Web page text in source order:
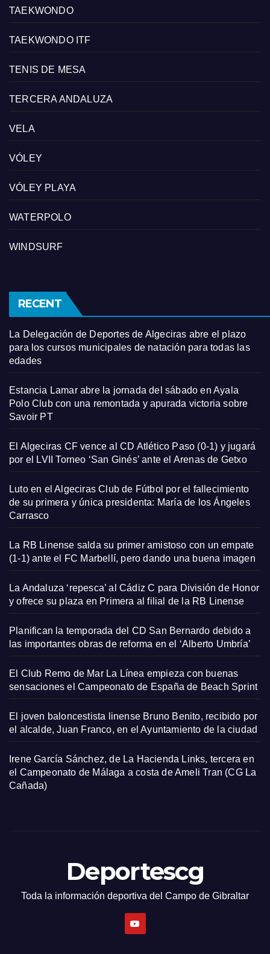
TAEKWONDO
TAEKWONDO ITF
TENIS DE MESA
TERCERA ANDALUZA
VELA
VÓLEY
VÓLEY PLAYA
WATERPOLO
WINDSURF
RECENT
La Delegación de Deportes de Algeciras abre el plazo
para los cursos municipales de natación para todas las
edades
Estancia Lamar abre la jornada del sábado en Ayala
Polo Club con una remontada y apurada victoria sobre
Savoir PT
El Algeciras CF vence al CD Atlético Paso (0-1) y jugará
por el LVII Torneo ‘San Ginés’ ante el Arenas de Getxo
Luto en el Algeciras Club de Fútbol por el fallecimiento
de su primera y única presidenta: María de los Ángeles
Carrasco
La RB Linense salda su primer amistoso con un empate
(1-1) ante el FC Marbellí, pero dando una buena imagen
La Andaluza ‘repesca’ al Cádiz C para División de Honor
y ofrece su plaza en Primera al filial de la RB Linense
Planifican la temporada del CD San Bernardo debido a
las importantes obras de reforma en el ‘Alberto Umbría’
El Club Remo de Mar La Línea empieza con buenas
sensaciones el Campeonato de España de Beach Sprint
El joven baloncestista linense Bruno Benito, recibido por
el alcalde, Juan Franco, en el Ayuntamiento de la ciudad
Irene García Sánchez, de La Hacienda Links, tercera en
el Campeonato de Málaga a costa de Ameli Tran (CG La
Cañada)
Deportescg
Toda la información deportiva del Campo de Gibraltar